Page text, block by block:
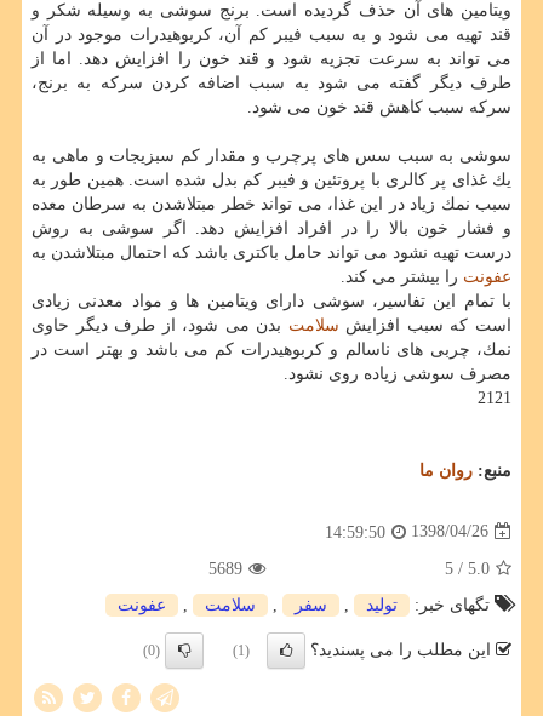
ویتامین های آن حذف گردیده است. برنج سوشی به وسیله شكر و
قند تهیه می شود و به سبب فیبر كم آن، كربوهیدرات موجود در آن
می تواند به سرعت تجزیه شود و قند خون را افزایش دهد. اما از
طرف دیگر گفته می شود به سبب اضافه كردن سركه به برنج،
سركه سبب كاهش قند خون می شود.
سوشی به سبب سس های پرچرب و مقدار كم سبزیجات و ماهی به
یك غذای پر كالری با پروتئین و فیبر كم بدل شده است. همین طور به
سبب نمك زیاد در این غذا، می تواند خطر مبتلاشدن به سرطان معده
و فشار خون بالا را در افراد افزایش دهد. اگر سوشی به روش
درست تهیه نشود می تواند حامل باكتری باشد كه احتمال مبتلاشدن به
عفونت را بیشتر می كند.
با تمام این تفاسیر، سوشی دارای ویتامین ها و مواد معدنی زیادی
است كه سبب افزایش سلامت بدن می شود، از طرف دیگر حاوی
نمك، چربی های ناسالم و كربوهیدرات كم می باشد و بهتر است در
مصرف سوشی زیاده روی نشود.
2121
منبع: روان ما
1398/04/26
14:59:50
5.0
/ 5
5689
تگهای خبر:
تولید سفر سلامت عفونت
این مطلب را می پسندید؟ (1)
(0)